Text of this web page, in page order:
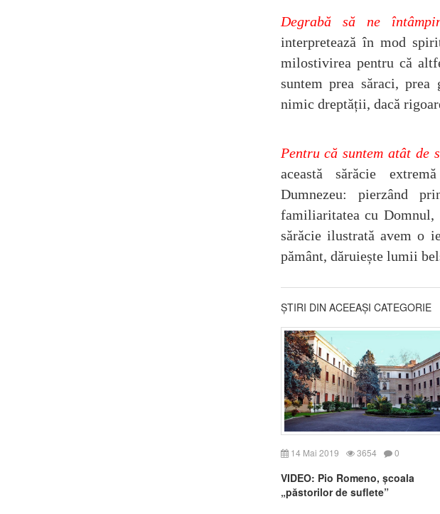
Degrabă să ne
interpretează în mod
milostivirea pentru că
suntem prea săraci,
nimic dreptății, dacă
Pentru că suntem atât de
această sărăcie
Dumnezeu: pierzând
familiaritatea cu Domnul,
sărăcie ilustrată avem o
pământ, dăruiește lumii
ȘTIRI DIN ACEEAȘI CATEGORIE
14 Mai 2019 3654 0
VIDEO: Pio Romeno, școala
„păstorilor de suflete”